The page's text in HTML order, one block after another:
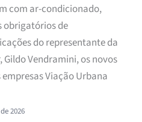
com ar-condicionado,
obrigatórios de
do representante da
Vendramini, os novos
Viação Urbana
2026